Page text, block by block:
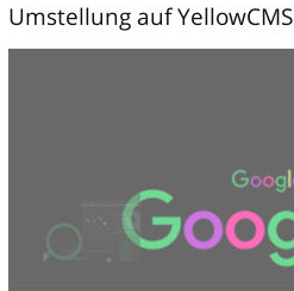
Umstellung auf YellowCMS